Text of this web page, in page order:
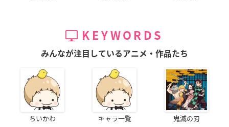
KEYWORDS
みんなが注目しているアニメ・作品たち
ちいかわ キャラ一覧 鬼滅の刃